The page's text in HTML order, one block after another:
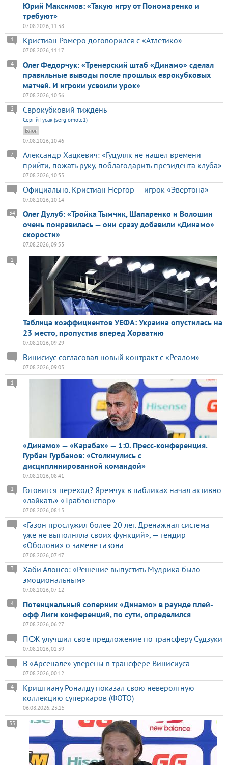
Юрий Максимов: «Такую игру от Пономаренко и
требуют»
07.08.2026, 11:38
Кристиан Ромеро договорился с «Атлетико»
1
07.08.2026, 11:17
Олег Федорчук: «Тренерский штаб «Динамо» сделал
правильные выводы после прошлых еврокубковых
матчей. И игроки усвоили урок»
4
07.08.2026, 10:56
Єврокубковий тиждень
2
Сергій Гусак (sergiomole1)
Блог
07.08.2026, 10:46
Александр Хацкевич: «Гуцуляк не нашел времени
прийти, пожать руку, поблагодарить президента клуба»
7
07.08.2026, 10:35
Официально. Кристиан Нёргор — игрок «Эвертона»
07.08.2026, 10:14
Олег Дулуб: «Тройка Тымчик, Шапаренко и Волошин
очень понравилась — они сразу добавили «Динамо»
скорости»
34
07.08.2026, 09:53
Таблица коэффициентов УЕФА: Украина опустилась на
23 место, пропустив вперед Хорватию
2
07.08.2026, 09:29
Винисиус согласовал новый контракт с «Реалом»
07.08.2026, 09:05
«Динамо» — «Карабах» — 1:0. Пресс-конференция.
Гурбан Гурбанов: «Столкнулись с
дисциплинированной командой»
1
07.08.2026, 08:41
Готовится переход? Яремчук в пабликах начал активно
«лайкать» «Трабзонспор»
1
07.08.2026, 08:15
«Газон прослужил более 20 лет. Дренажная система
уже не выполняла своих функций», — гендир
«Оболони» о замене газона
07.08.2026, 07:47
Хаби Алонсо: «Решение выпустить Мудрика было
эмоциональным»
3
07.08.2026, 07:12
Потенциальный соперник «Динамо» в раунде плей-
офф Лиги конференций, по сути, определился
4
07.08.2026, 06:27
ПСЖ улучшил свое предложение по трансферу Судзуки
07.08.2026, 02:39
В «Арсенале» уверены в трансфере Винисиуса
07.08.2026, 00:12
Криштиану Роналду показал свою невероятную
коллекцию суперкаров (ФОТО)
4
06.08.2026, 23:25
55